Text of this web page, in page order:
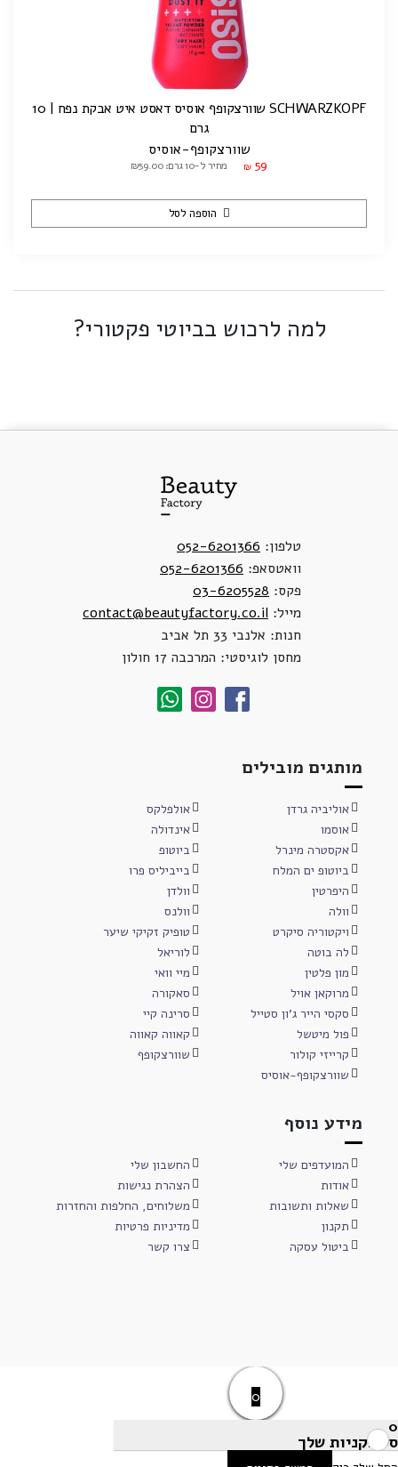
SCHWARZKOPF שוורצקופף אוסיס דאסט איט אבקת נפח | 10
גרם
שוורצקופף-אוסיס
₪ 59 מחיר ל-10 גרם: ₪59.00
הוספה לסל
למה לרכוש בביוטי פקטורי?
טלפון: 052-6201366
וואטסאפ: 052-6201366
פקס: 03-6205528
מייל: contact@beautyfactory.co.il
חנות: אלנבי 33 תל אביב
מחסן לוגיסטי: המרכבה 17 חולון
מותגים מובילים
אוליביה גרדן
אולפלקס
אוסמו
אינדולה
אקסטרה מינרל
ביוטופ
ביוטופ ים המלח
בייביליס פרו
היפרטין
וולדן
וולה
וולנס
ויקטוריה סיקרט
טופיק זקיקי שיער
לה בוטה
לוריאל
מון פלטין
מיי וואי
מרוקאן אויל
סאקורה
סקסי הייר ג'ון סטייל
סרינה קיי
פול מיטשל
קאווה קאווה
קרייזי קולור
שוורצקופף
שוורצקופף-אוסיס
מידע נוסף
המועדפים שלי
החשבון שלי
אודות
הצהרת נגישות
שאלות ותשובות
משלוחים, החלפות והחזרות
תקנון
מדיניות פרטיות
ביטול עסקה
צרו קשר
0
0
סל הקניות שלך